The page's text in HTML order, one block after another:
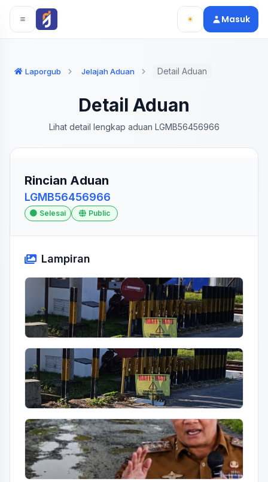
Langsung ke konten utama
Langsung ke navigasi
Masuk
Laporgub Jelajah Aduan Detail Aduan
Detail Aduan
Lihat detail lengkap aduan LGMB56456966
Rincian Aduan
LGMB56456966
Selesai Public
Lampiran